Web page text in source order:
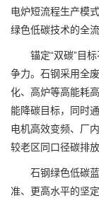
电炉短流程生产模
绿色低碳技术的全
锚定“双碳”目标
争力。石钢采用全
化、高炉等高能耗
能降碳目标，同时
电机高效变频、厂
较老区同口径碳排放
石钢绿色低碳蓝
准、更高水平的坚